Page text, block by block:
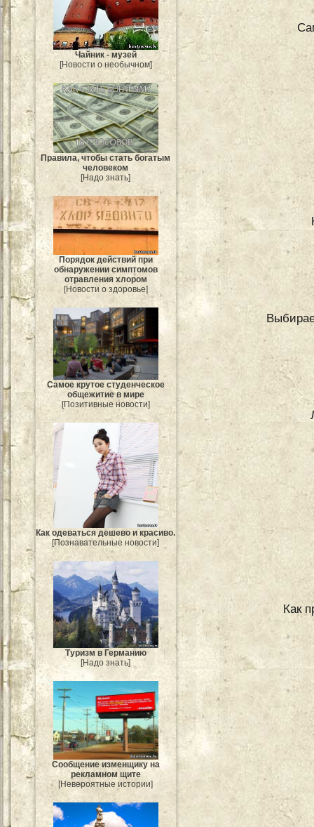
Чайник - музей
[Новости о необычном]
Правила, чтобы стать богатым
человеком
[Надо знать]
Порядок действий при
обнаружении симптомов
отравления хлором
[Новости о здоровье]
Самое крутое студенческое
общежитие в мире
[Позитивные новости]
Как одеваться дешево и красиво.
[Познавательные новости]
Туризм в Германию
[Надо знать]
Сообщение изменщику на
рекламном щите
[Невероятные истории]
Как